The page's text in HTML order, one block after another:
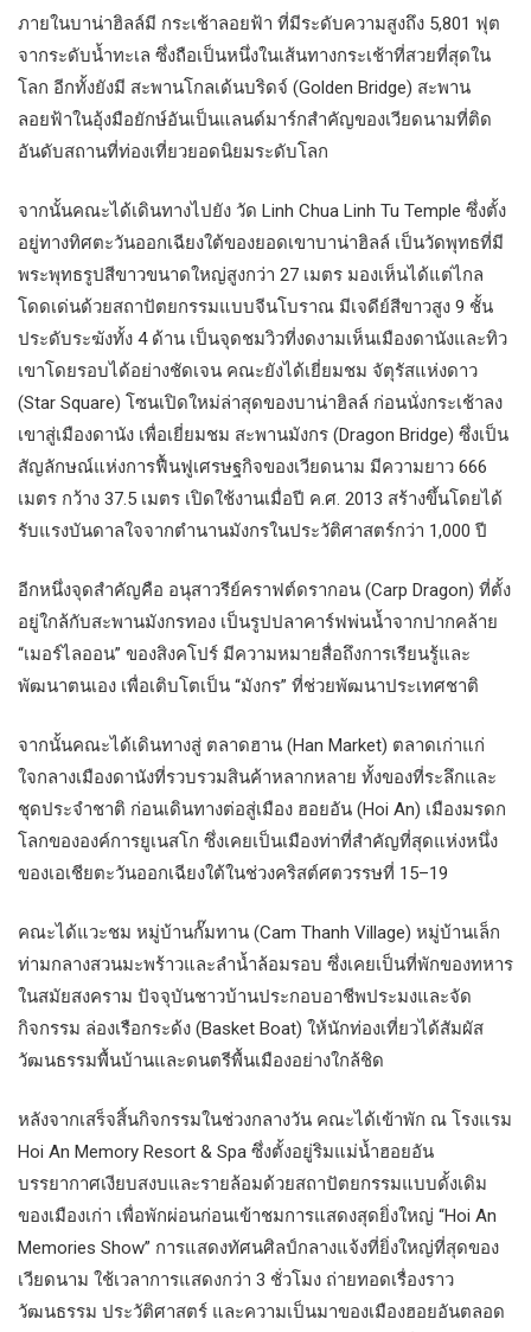
ภายในบาน่าฮิลล์มี กระเช้าลอยฟ้า ที่มีระดับความสูงถึง 5,801 ฟุต
จากระดับน้ำทะเล ซึ่งถือเป็นหนึ่งในเส้นทางกระเช้าที่สวยที่สุดใน
โลก อีกทั้งยังมี สะพานโกลเด้นบริดจ์ (Golden Bridge) สะพาน
ลอยฟ้าในอุ้งมือยักษ์อันเป็นแลนด์มาร์กสำคัญของเวียดนามที่ติด
อันดับสถานที่ท่องเที่ยวยอดนิยมระดับโลก
จากนั้นคณะได้เดินทางไปยัง วัด Linh Chua Linh Tu Temple ซึ่งตั้ง
อยู่ทางทิศตะวันออกเฉียงใต้ของยอดเขาบาน่าฮิลล์ เป็นวัดพุทธที่มี
พระพุทธรูปสีขาวขนาดใหญ่สูงกว่า 27 เมตร มองเห็นได้แต่ไกล
โดดเด่นด้วยสถาปัตยกรรมแบบจีนโบราณ มีเจดีย์สีขาวสูง 9 ชั้น
ประดับระฆังทั้ง 4 ด้าน เป็นจุดชมวิวที่งดงามเห็นเมืองดานังและทิว
เขาโดยรอบได้อย่างชัดเจน คณะยังได้เยี่ยมชม จัตุรัสแห่งดาว
(Star Square) โซนเปิดใหม่ล่าสุดของบาน่าฮิลล์ ก่อนนั่งกระเช้าลง
เขาสู่เมืองดานัง เพื่อเยี่ยมชม สะพานมังกร (Dragon Bridge) ซึ่งเป็น
สัญลักษณ์แห่งการฟื้นฟูเศรษฐกิจของเวียดนาม มีความยาว 666
เมตร กว้าง 37.5 เมตร เปิดใช้งานเมื่อปี ค.ศ. 2013 สร้างขึ้นโดยได้
รับแรงบันดาลใจจากตำนานมังกรในประวัติศาสตร์กว่า 1,000 ปี
อีกหนึ่งจุดสำคัญคือ อนุสาวรีย์คราฟต์ดรากอน (Carp Dragon) ที่ตั้ง
อยู่ใกล้กับสะพานมังกรทอง เป็นรูปปลาคาร์ฟพ่นน้ำจากปากคล้าย
“เมอร์ไลออน” ของสิงคโปร์ มีความหมายสื่อถึงการเรียนรู้และ
พัฒนาตนเอง เพื่อเติบโตเป็น “มังกร” ที่ช่วยพัฒนาประเทศชาติ
จากนั้นคณะได้เดินทางสู่ ตลาดฮาน (Han Market) ตลาดเก่าแก่
ใจกลางเมืองดานังที่รวบรวมสินค้าหลากหลาย ทั้งของที่ระลึกและ
ชุดประจำชาติ ก่อนเดินทางต่อสู่เมือง ฮอยอัน (Hoi An) เมืองมรดก
โลกขององค์การยูเนสโก ซึ่งเคยเป็นเมืองท่าที่สำคัญที่สุดแห่งหนึ่ง
ของเอเชียตะวันออกเฉียงใต้ในช่วงคริสต์ศตวรรษที่ 15–19
คณะได้แวะชม หมู่บ้านกั๊มทาน (Cam Thanh Village) หมู่บ้านเล็ก
ท่ามกลางสวนมะพร้าวและลำน้ำล้อมรอบ ซึ่งเคยเป็นที่พักของทหาร
ในสมัยสงคราม ปัจจุบันชาวบ้านประกอบอาชีพประมงและจัด
กิจกรรม ล่องเรือกระด้ง (Basket Boat) ให้นักท่องเที่ยวได้สัมผัส
วัฒนธรรมพื้นบ้านและดนตรีพื้นเมืองอย่างใกล้ชิด
หลังจากเสร็จสิ้นกิจกรรมในช่วงกลางวัน คณะได้เข้าพัก ณ โรงแรม
Hoi An Memory Resort & Spa ซึ่งตั้งอยู่ริมแม่น้ำฮอยอัน
บรรยากาศเงียบสงบและรายล้อมด้วยสถาปัตยกรรมแบบดั้งเดิม
ของเมืองเก่า เพื่อพักผ่อนก่อนเข้าชมการแสดงสุดยิ่งใหญ่ “Hoi An
Memories Show” การแสดงทัศนศิลป์กลางแจ้งที่ยิ่งใหญ่ที่สุดของ
เวียดนาม ใช้เวลาการแสดงกว่า 3 ชั่วโมง ถ่ายทอดเรื่องราว
วัฒนธรรม ประวัติศาสตร์ และความเป็นมาของเมืองฮอยอันตลอด